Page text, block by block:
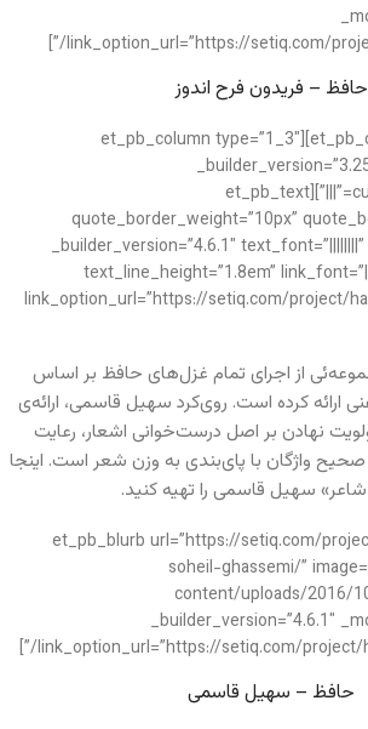
link_option_url=”https://setiq.com/
حافظ – فریدون فرح اندوز
[/et_pb_blurb][/et_pb_column][et_pb_column type=”1_3″
custom_padding__hover=”|||”][et_pb_text
quote_border_weight=”10px”
_builder_version=”4.6.1″
text_line_height=”1.8em”
link_option_url=”https://setiq.com/project/
از اجرای تمام غزل‌های حافظ بر اساس
ارائه کرده است. روی‌کرد سهیل قاسمی، ارائه‌ی
نهادن بر اصل درست‌خوانی اشعار، رعایت
واژگان با پای‌بندی به وزن شعر است. اینجا
سهیل قاسمی را تهیه کنید.
[/et_pb_text][et_pb_blurb url=”https://setiq.com/
soheil-ghassemi/”
content/uploads/2016/
_builder_version=”4.6.1″
link_option_url=”https://setiq.com/project/
حافظ – سهیل قاسمی